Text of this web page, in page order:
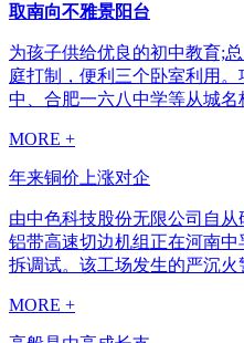
取南向不雅景阳台
为孩子供给优良的初中教育;
庭打制，便利三个卧室利用。
中、合肥一六八中学等从城名
MORE +
年来铜价上涨对企
由中色科技股份无限公司自
铝带高速切边机组正在河南
拆调试。该工场发生的严沉火
MORE +